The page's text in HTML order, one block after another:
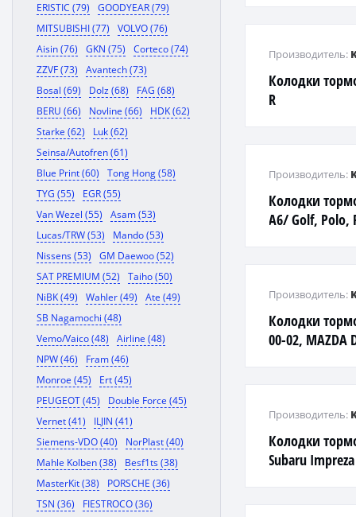
ERISTIC (79)
GOODYEAR (79)
MITSUBISHI (77)
VOLVO (76)
Aisin (76)
GKN (75)
Corteco (74)
ZZVF (73)
Avantech (73)
Bosal (69)
Dolz (68)
FAG (68)
BERU (66)
Novline (66)
HDK (62)
Starke (62)
Luk (62)
Seinsa/Autofren (61)
Blue Print (60)
Tong Hong (58)
TYG (55)
EGR (55)
Van Wezel (55)
Asam (53)
Lucas/TRW (53)
Mando (53)
Nissens (53)
GM Daewoo (52)
SAT PREMIUM (52)
Taiho (50)
NiBK (49)
Wahler (49)
Ate (49)
SB Nagamochi (48)
Vemo/Vaico (48)
Airline (48)
NPW (46)
Fram (46)
Monroe (45)
Ert (45)
PEUGEOT (45)
Double Force (45)
Vernet (41)
ILJIN (41)
Siemens-VDO (40)
NorPlast (40)
Mahle Kolben (38)
Besf1ts (38)
MasterKit (38)
PORSCHE (36)
TSN (36)
FIESTROCO (36)
Колодки
R
Производитель:
Колодки
A6/ Golf, Polo,
Производитель:
Колодки
00-02, MAZDA
Производитель:
Колодки
Subaru
Производитель: